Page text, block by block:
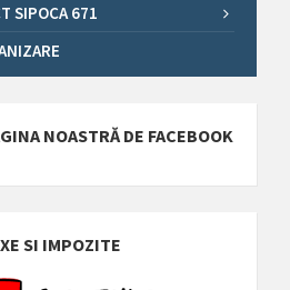
SIPOCA 671
NOASTRĂ DE FACEBOOK
SI IMPOZITE